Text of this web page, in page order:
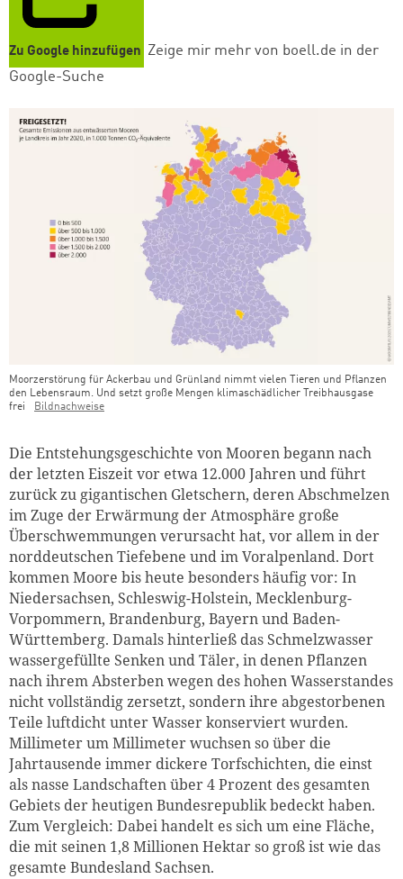
Zu Google hinzufügen Zeige mir mehr von boell.de in der
Google-Suche
Moorzerstörung für Ackerbau und Grünland nimmt vielen Tieren und Pflanzen
den Lebensraum. Und setzt große Mengen klimaschädlicher Treibhausgase
frei
Bildnachweise
Die Entstehungsgeschichte von Mooren begann nach
der letzten Eiszeit vor etwa 12.000 Jahren und führt
zurück zu gigantischen Gletschern, deren Abschmelzen
im Zuge der Erwärmung der Atmosphäre große
Überschwemmungen verursacht hat, vor allem in der
norddeutschen Tiefebene und im Voralpenland. Dort
kommen Moore bis heute besonders häufig vor: In
Niedersachsen, Schleswig-Holstein, Mecklenburg-
Vorpommern, Brandenburg, Bayern und Baden-
Württemberg. Damals hinterließ das Schmelzwasser
wassergefüllte Senken und Täler, in denen Pflanzen
nach ihrem Absterben wegen des hohen Wasserstandes
nicht vollständig zersetzt, sondern ihre abgestorbenen
Teile luftdicht unter Wasser konserviert wurden.
Millimeter um Millimeter wuchsen so über die
Jahrtausende immer dickere Torfschichten, die einst
als nasse Landschaften über 4 Prozent des gesamten
Gebiets der heutigen Bundesrepublik bedeckt haben.
Zum Vergleich: Dabei handelt es sich um eine Fläche,
die mit seinen 1,8 Millionen Hektar so groß ist wie das
gesamte Bundesland Sachsen.